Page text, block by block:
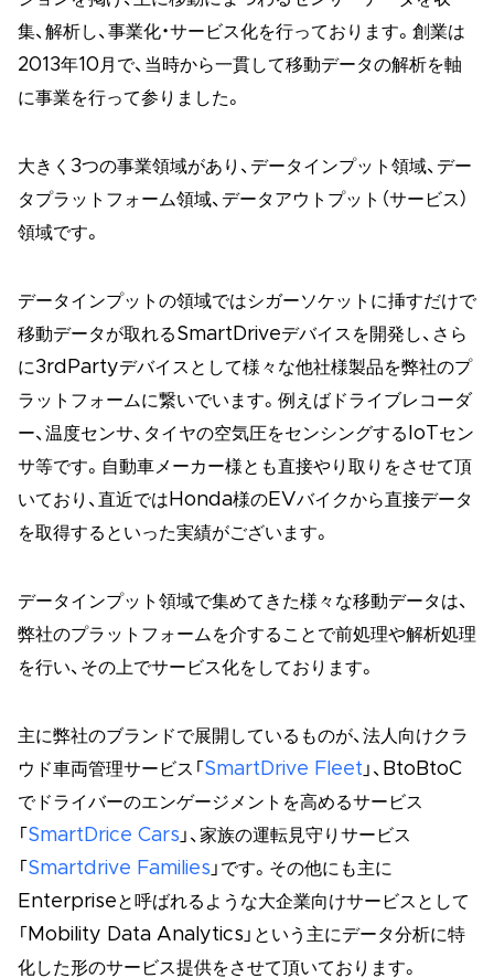
集、解析し、事業化・サービス化を行っております。創業は
2013年10月で、当時から一貫して移動データの解析を軸
に事業を行って参りました。
大きく3つの事業領域があり、データインプット領域、デー
タプラットフォーム領域、データアウトプット（サービス）
領域です。
データインプットの領域ではシガーソケットに挿すだけで
移動データが取れるSmartDriveデバイスを開発し、さら
に3rdPartyデバイスとして様々な他社様製品を弊社のプ
ラットフォームに繋いでいます。例えばドライブレコーダ
ー、温度センサ、タイヤの空気圧をセンシングするIoTセン
サ等です。自動車メーカー様とも直接やり取りをさせて頂
いており、直近ではHonda様のEVバイクから直接データ
を取得するといった実績がございます。
データインプット領域で集めてきた様々な移動データは、
弊社のプラットフォームを介することで前処理や解析処理
を行い、その上でサービス化をしております。
主に弊社のブランドで展開しているものが、法人向けクラ
ウド車両管理サービス「 SmartDrive Fleet 」、BtoBtoC
でドライバーのエンゲージメントを高めるサービス
「 SmartDrice Cars 」、家族の運転見守りサービス
「 Smartdrive Families 」です。その他にも主に
Enterpriseと呼ばれるような大企業向けサービスとして
「Mobility Data Analytics」という主にデータ分析に特
化した形のサービス提供をさせて頂いております。